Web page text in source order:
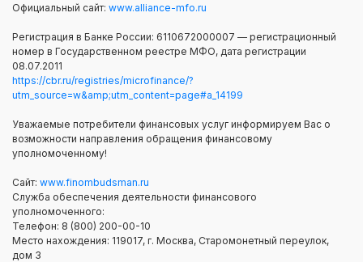
Официальный сайт: www.alliance-mfo.ru
Регистрация в Банке России: 6110672000007 — регистрационный
номер в Государственном реестре МФО, дата регистрации
08.07.2011
https://cbr.ru/registries/microfinance/?
utm_source=w&amp;utm_content=page#a_14199
Уважаемые потребители финансовых услуг информируем Вас о
возможности направления обращения финансовому
уполномоченному!
Сайт: www.finombudsman.ru
Служба обеспечения деятельности финансового
уполномоченного:
Телефон: 8 (800) 200-00-10
Место нахождения: 119017, г. Москва, Старомонетный переулок,
дом 3